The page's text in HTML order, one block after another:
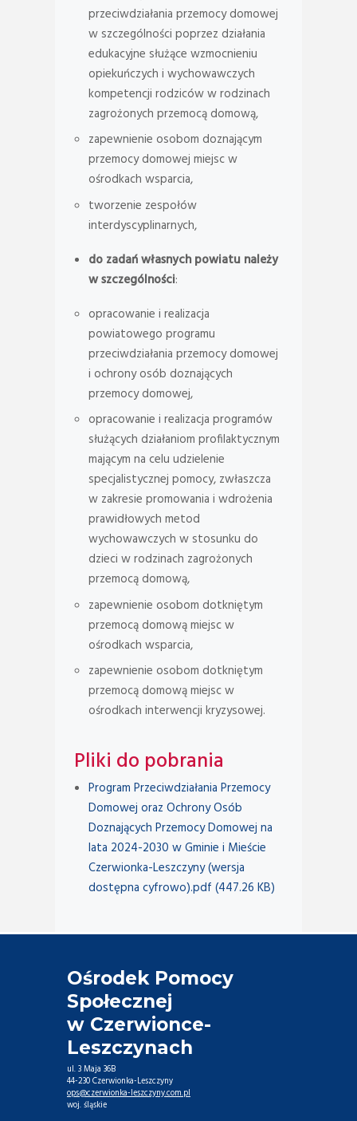
przeciwdziałania przemocy domowej
w szczególności poprzez działania
edukacyjne służące wzmocnieniu
opiekuńczych i wychowawczych
kompetencji rodziców w rodzinach
zagrożonych przemocą domową,
zapewnienie osobom doznającym
przemocy domowej miejsc w
ośrodkach wsparcia,
tworzenie zespołów
interdyscyplinarnych,
do zadań własnych powiatu należy
w szczególności:
opracowanie i realizacja
powiatowego programu
przeciwdziałania przemocy domowej
i ochrony osób doznających
przemocy domowej,
opracowanie i realizacja programów
służących działaniom profilaktycznym
mającym na celu udzielenie
specjalistycznej pomocy, zwłaszcza
w zakresie promowania i wdrożenia
prawidłowych metod
wychowawczych w stosunku do
dzieci w rodzinach zagrożonych
przemocą domową,
zapewnienie osobom dotkniętym
przemocą domową miejsc w
ośrodkach wsparcia,
zapewnienie osobom dotkniętym
przemocą domową miejsc w
ośrodkach interwencji kryzysowej.
Pliki do pobrania
Program Przeciwdziałania Przemocy
Domowej oraz Ochrony Osób
Doznających Przemocy Domowej na
lata 2024-2030 w Gminie i Mieście
Czerwionka-Leszczyny (wersja
dostępna cyfrowo).pdf (447.26 KB)
Ośrodek Pomocy
Społecznej
w Czerwionce-
Leszczynach
ul. 3 Maja 36B
44-230 Czerwionka-Leszczyny
ops@czerwionka-leszczyny.com.pl
woj. śląskie